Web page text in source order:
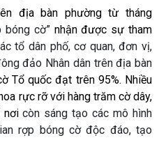
địa bàn phường từ tháng
bóng cờ” nhận được sự tham
tổ dân phố, cơ quan, đơn vị,
đảo Nhân dân trên địa bàn
Tổ quốc đạt trên 95%. Nhiều
rực rỡ với hàng trăm cờ dây,
nơicòn sáng tạo các mô hình
rợp bóng cờ độc đáo, tạo